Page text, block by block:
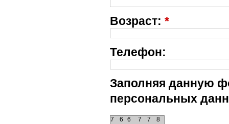
Возраст: *
Телефон:
Заполняя данную
персональных
8
7
7
6 6
7